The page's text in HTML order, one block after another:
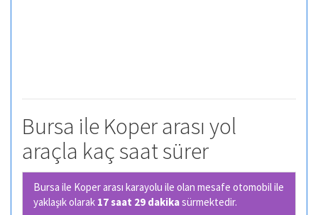
Bursa ile Koper arası yol
araçla kaç saat sürer
Bursa ile Koper arası karayolu ile olan mesafe otomobil ile
yaklaşık olarak 17 saat 29 dakikasürmektedir.